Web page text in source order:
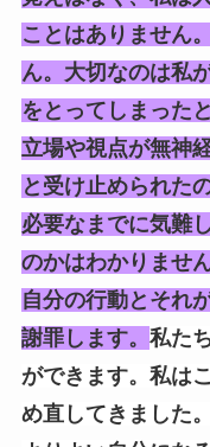
ことはありません
ん。大切なのは私
をとってしまった
立場や視点が無神
と受け止められた
必要なまでに気難
のかはわかりませ
自分の行動とそれ
謝罪します。 私た
ができます。私は
め直してきました